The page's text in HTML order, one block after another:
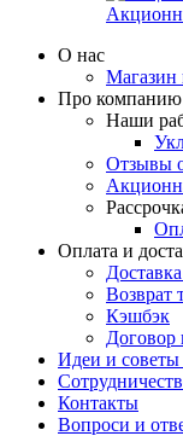
О нас
Магазин
Про компанию
Наши
Отзывы
Оплата и
Возврат
Кэшбэк
Договор
Идеи и
Контакты
Вопроси и